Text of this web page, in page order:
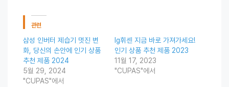
관련
삼성 인버터 제습기 멋진 변
화, 당신의 손안에 인기 상품
추천 제품 2024
5월 29, 2024
"CUPAS"에서
lg휘센 지금 바로 가져가세요!
인기 상품 추천 제품 2023
11월 17, 2023
"CUPAS"에서